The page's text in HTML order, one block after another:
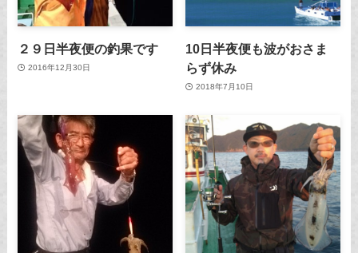
２９日半夜便の釣果です
2016年12月30日
10日半夜便も波がおさま
らず休み
2018年7月10日